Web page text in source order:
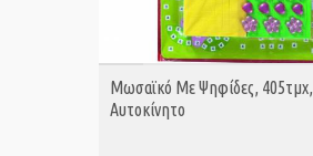
ΑΓΟΡΑ
Μωσαϊκό Με Ψηφίδες, 405τμχ,
Αυτοκίνητο